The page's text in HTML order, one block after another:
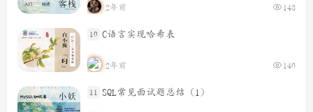
2年前 143
10 C语言实现哈希表
2年前 140
11 SQL常见面试题总结（1）